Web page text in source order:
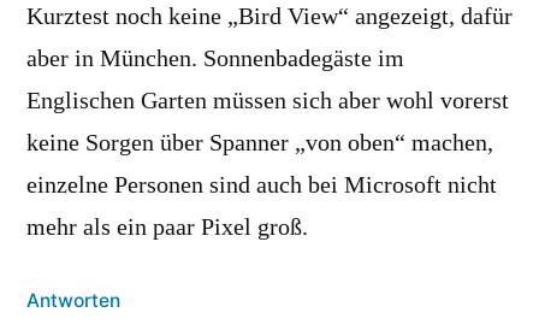
Kurztest noch keine „Bird View“ angezeigt, dafür
aber in München. Sonnenbadegäste im
Englischen Garten müssen sich aber wohl vorerst
keine Sorgen über Spanner „von oben“ machen,
einzelne Personen sind auch bei Microsoft nicht
mehr als ein paar Pixel groß.
Antworten